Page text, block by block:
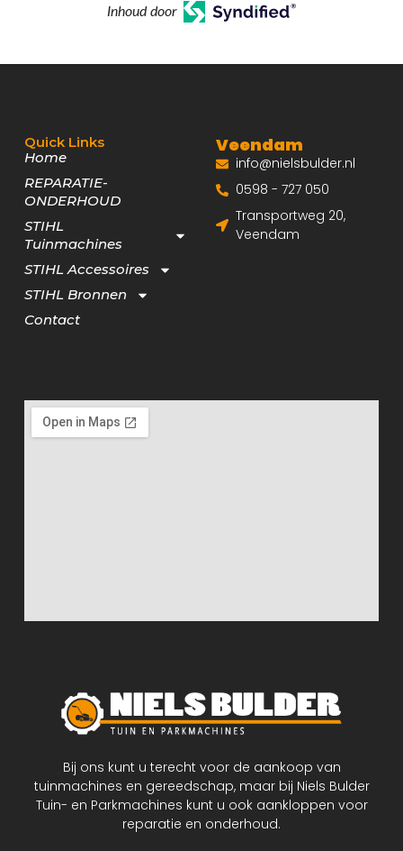
Inhoud door
Bij ons kunt u terecht voor de aankoop van
tuinmachines en gereedschap, maar bij Niels Bulder
Tuin- en Parkmachines kunt u ook aankloppen voor
reparatie en onderhoud.
Quick Links
Home
REPARATIE-
ONDERHOUD
STIHL
Tuinmachines
STIHL Accessoires
STIHL Bronnen
Contact
Veendam
info@nielsbulder.nl
0598 - 727 050
Transportweg 20,
Veendam